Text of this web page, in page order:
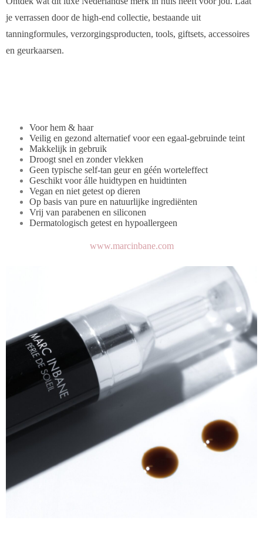
je verrassen door de high-end collectie, bestaande uit
tanningformules, verzorgingsproducten, tools, giftsets, accessoires
en geurkaarsen.
Voor hem & haar
Veilig en gezond alternatief voor een egaal-gebruinde teint
Makkelijk in gebruik
Droogt snel en zonder vlekken
Geen typische self-tan geur en géén worteleffect
Geschikt voor álle huidtypen en huidtinten
Vegan en niet getest op dieren
Op basis van pure en natuurlijke ingrediënten
Vrij van parabenen en siliconen
Dermatologisch getest en hypoallergeen
www.marcinbane.com